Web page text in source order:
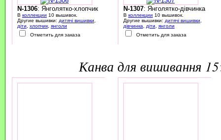
N-1306: Янголятко-хлопчик
В коллекции 10 вышивок.
Другие вышивки: дитячі вишивки
діти
хлопчик, янголи
Отметить для заказа
N-1307: Янголятко-дівчинка
В коллекции 10 вышивок.
Другие вышивки: дитячі вишивки
дівчинка
діти
янголи
Отметить для заказа
канва для вишивання